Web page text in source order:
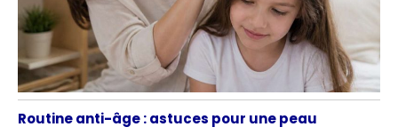
Routine anti-âge : astuces pour une peau